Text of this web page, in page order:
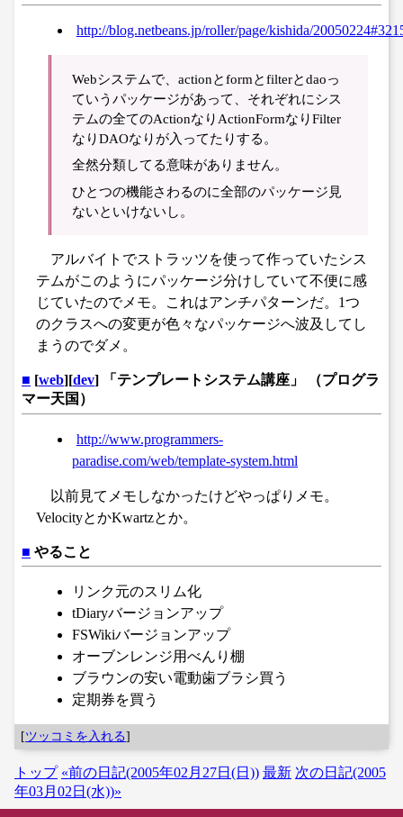
http://blog.netbeans.jp/roller/page/kishida/
Webシステムで、actionとformとfilterとdaoっ
ていうパッケージがあって、それぞれにシス
テムの全てのActionなりActionFormなりFilter
なりDAOなりが入ってたりする。
全然分類してる意味がありません。
ひとつの機能さわるのに全部のパッケージ見
ないといけないし。
アルバイトでストラッツを使って作っていたシス
テムがこのようにパッケージ分けしていて不便に感
じていたのでメモ。これはアンチパターンだ。1つ
のクラスへの変更が色々なパッケージへ波及してし
まうのでダメ。
■ [web][dev] 「テンプレートシステム講座」 （プログラ
マー天国）
http://www.programmers-
paradise.com/web/template-system.html
以前見てメモしなかったけどやっぱりメモ。
VelocityとかKwartzとか。
■ やること
リンク元のスリム化
tDiaryバージョンアップ
FSWikiバージョンアップ
オーブンレンジ用べんり棚
ブラウンの安い電動歯ブラシ買う
定期券を買う
[ツッコミを入れる]
トップ «前の日記(2005年02月27日(日)) 最新 次の日記(2005
年03月02日(水))»